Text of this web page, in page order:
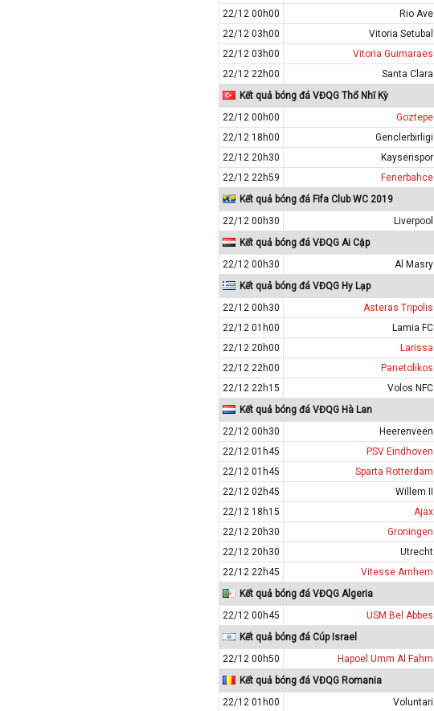
22/12 00h00
Rio Ave
22/12 03h00
Vitoria Setubal
22/12 03h00
Vitoria Guimaraes
22/12 22h00
Santa Clara
Kết quả bóng đá VĐQG Thổ Nhĩ Kỳ
22/12 00h00
Goztepe
22/12 18h00
Genclerbirligi
22/12 20h30
Kayserispor
22/12 22h59
Fenerbahce
Kết quả bóng đá Fifa Club WC 2019
22/12 00h30
Liverpool
Kết quả bóng đá VĐQG Ai Cập
22/12 00h30
Al Masry
Kết quả bóng đá VĐQG Hy Lạp
22/12 00h30
Asteras Tripolis
22/12 01h00
Lamia FC
22/12 20h00
Larissa
22/12 22h00
Panetolikos
22/12 22h15
Volos NFC
Kết quả bóng đá VĐQG Hà Lan
22/12 00h30
Heerenveen
22/12 01h45
PSV Eindhoven
22/12 01h45
Sparta Rotterdam
22/12 02h45
Willem II
22/12 18h15
Ajax
22/12 20h30
Groningen
22/12 20h30
Utrecht
22/12 22h45
Vitesse Arnhem
Kết quả bóng đá VĐQG Algeria
22/12 00h45
USM Bel Abbes
Kết quả bóng đá Cúp Israel
22/12 00h50
Hapoel Umm Al Fahm
Kết quả bóng đá VĐQG Romania
22/12 01h00
Voluntari